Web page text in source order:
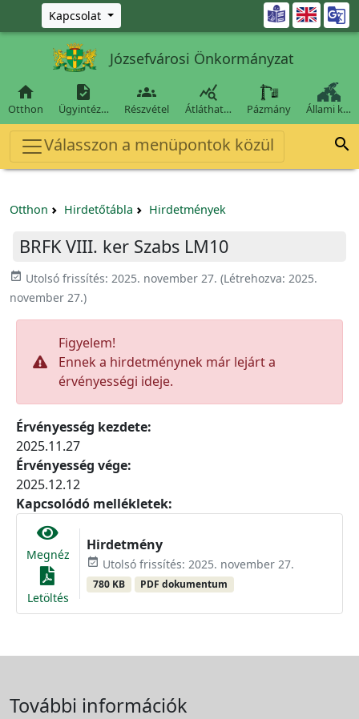
Ugrás a fő tartalomra
Kapcsolat 
Józsefvárosi Önkormányzat

Otthon

Ügyintéz…

Részvétel

Átláthat… Pázmány Állami k…
Válasszon a menüpontok közül 
Otthon Hirdetőtábla Hirdetmények
BRFK VIII. ker Szabs LM10
event_available Utolsó frissítés: 2025. november 27. (Létrehozva: 2025.
november 27.)
Figyelem!
Ennek a hirdetménynek már lejárt a
érvényességi ideje.
Érvényesség kezdete:
2025.11.27
Érvényesség vége:
2025.12.12
Kapcsolódó mellékletek:
Megnéz
Letöltés
Hirdetmény
event_available Utolsó frissítés: 2025. november 27.
780 KB PDF dokumentum
További információk